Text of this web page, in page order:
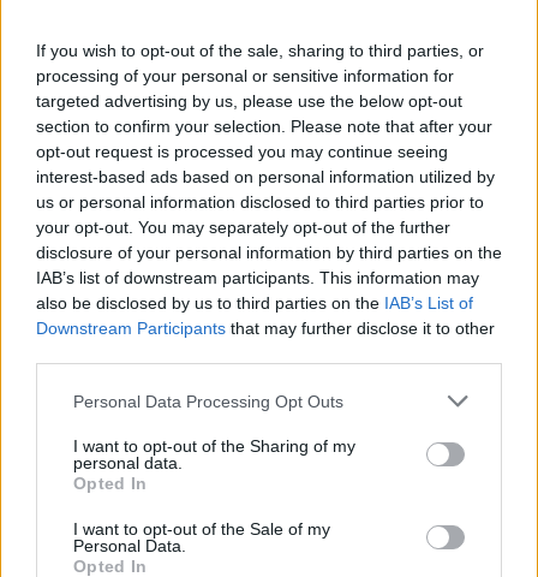
If you wish to opt-out of the sale, sharing to third parties, or
processing of your personal or sensitive information for
targeted advertising by us, please use the below opt-out
section to confirm your selection. Please note that after your
opt-out request is processed you may continue seeing
interest-based ads based on personal information utilized by
us or personal information disclosed to third parties prior to
your opt-out. You may separately opt-out of the further
disclosure of your personal information by third parties on the
IAB’s list of downstream participants. This information may
also be disclosed by us to third parties on the IAB’s List of
Downstream Participants that may further disclose it to other
Personal Data Processing Opt Outs
I want to opt-out of the Sharing of my
personal data.
Opted In
I want to opt-out of the Sale of my
Personal Data.
Opted In
Nell’esercizio 2025, secondo dati pro-forma, Mondadori
Digital prevede ricavi per circa 85 milioni di euro e un
EBITDA Adjusted superiore a 15 milioni. Il team conta
oltre 300 professionisti nelle aree editoriali, marketing
& sales, IT e operations. La scissione delle attività
digitali di Mondadori Media a favore di Mondadori
Digital si realizzerà in continuità contabile, senza
effetti sul bilancio consolidato, con un saldo netto di
38,7 milioni di euro. L’operazione rappresenta un passo
strategico per consolidare la presenza del gruppo nel
mercato digitale, valorizzare i talenti interni e
sostenere un processo di innovazione costante,
confermando la leadership nell’ambito dei media
digitali italiani.
MERGER & ACQUISITION STAMPA E DIGITAL